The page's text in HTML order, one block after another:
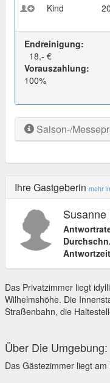
Kind
Endreinigung:
18,- €
Vorauszahlung:
100%
Saison-/
Ihre Gastgeberin mehr
Susanne
Durchschn.
Das Privatzimmer liegt
Wilhelmshöhe. Die
Straßenbahn, die
Über Die Umgebung:
Das Gästezimmer liegt